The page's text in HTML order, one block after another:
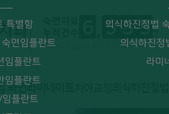
5 5 5 건
* NIMS 취급일자 보고 기준 (2021년 04월
특별함
면임플란트
임플란트
임플란트
플란트
의식하진정법
의식하진정
라미